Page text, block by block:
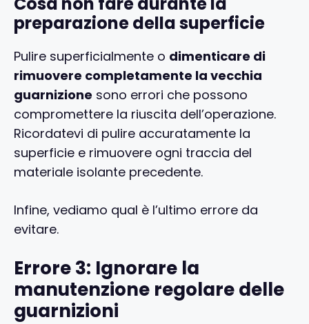
preparazione della superficie
Pulire superficialmente o dimenticare di
rimuovere completamente la vecchia
guarnizione sono errori che possono
compromettere la riuscita dell’operazione.
Ricordatevi di pulire accuratamente la
superficie e rimuovere ogni traccia del
materiale isolante precedente.
Infine, vediamo qual è l’ultimo errore da
evitare.
Errore 3: Ignorare la
manutenzione regolare delle
guarnizioni